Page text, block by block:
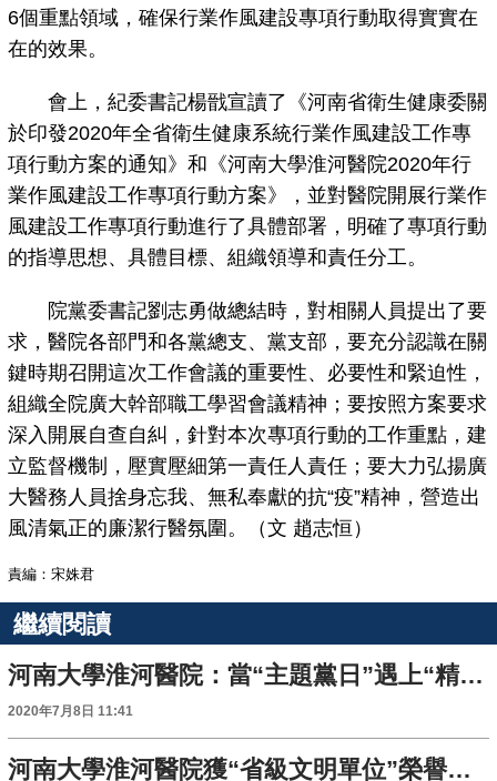
6個重點領域，確保行業作風建設專項行動取得實實在
在的效果。
會上，紀委書記楊戩宣讀了《河南省衛生健康委關
於印發2020年全省衛生健康系統行業作風建設工作專
項行動方案的通知》和《河南大學淮河醫院2020年行
業作風建設工作專項行動方案》，並對醫院開展行業作
風建設工作專項行動進行了具體部署，明確了專項行動
的指導思想、具體目標、組織領導和責任分工。
院黨委書記劉志勇做總結時，對相關人員提出了要
求，醫院各部門和各黨總支、黨支部，要充分認識在關
鍵時期召開這次工作會議的重要性、必要性和緊迫性，
組織全院廣大幹部職工學習會議精神；要按照方案要求
深入開展自查自糾，針對本次專項行動的工作重點，建
立監督機制，壓實壓細第一責任人責任；要大力弘揚廣
大醫務人員捨身忘我、無私奉獻的抗“疫”精神，營造出
風清氣正的廉潔行醫氛圍。（文 趙志恒）
責編：宋姝君
繼續閱讀
河南大學淮河醫院：當“主題黨日”遇上“精準扶貧”
2020年7月8日 11:41
河南大學淮河醫院獲“省級文明單位”榮譽稱號